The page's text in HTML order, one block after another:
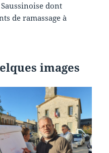
dont
de ramassage à
images